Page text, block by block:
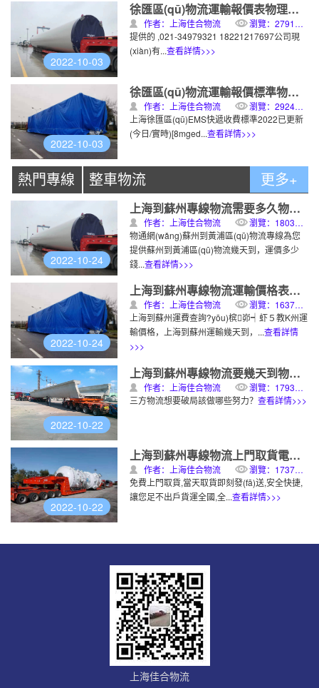
2022-10-03
徐匯區(qū)物流運輸報價表物理專線運輸
作者：上海佳合物流
瀏覽：2791次
提供的 ,021-34979321 18221217697公司現
(xiàn)有...查看詳情>>>
2022-10-03
徐匯區(qū)物流運輸報價標準物理專線運輸
作者：上海佳合物流
瀏覽：2924次
上海徐匯區(qū)EMS快遞收費標準2022已更新
(今日/實時)[8mged...查看詳情>>>
熱門專線 整車物流 更多+
2022-10-24
上海到蘇州專線物流需要多久物理專線運輸
作者：上海佳合物流
瀏覽：1803次
物通網(wǎng)蘇州到黃浦區(qū)物流專線為您
提供蘇州到黃浦區(qū)物流幾天到，運價多少
錢...查看詳情>>>
2022-10-24
上海到蘇州專線物流運輸價格表物理專線運輸
作者：上海佳合物流
瀏覽：1637次
上海到蘇州運費查詢?yōu)槟峁┥虾５教K州運
輸價格，上海到蘇州運輸幾天到，...查看詳情
>>>
2022-10-22
上海到蘇州專線物流要幾天到物理專線運輸
作者：上海佳合物流
瀏覽：1793次
三方物流想要破局該做哪些努力？查看詳情>>>
2022-10-22
上海到蘇州專線物流上門取貨電話物理專線運輸
作者：上海佳合物流
瀏覽：1737次
免費上門取貨,當天取貨即刻發(fā)送,安全快捷,
讓您足不出戶貨運全國,全...查看詳情>>>
上海佳合物流